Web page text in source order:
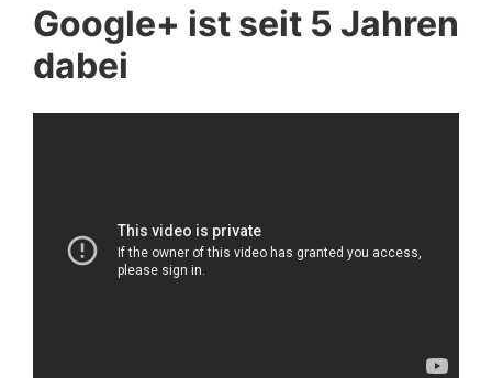
Google+ ist seit 5 Jahren
dabei